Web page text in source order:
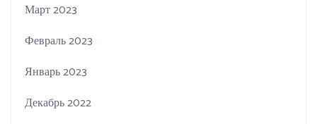
Март 2023
Февраль 2023
Январь 2023
Декабрь 2022